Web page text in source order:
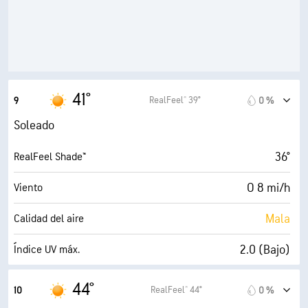
Techo de nubes 30000 ft
9 41° RealFeel® 39° 0 %
Soleado
RealFeel Shade™ 36°
Viento O 8 mi/h
Calidad del aire Mala
Índice UV máx. 2.0 (Bajo)
10 44° RealFeel® 44° 0 %